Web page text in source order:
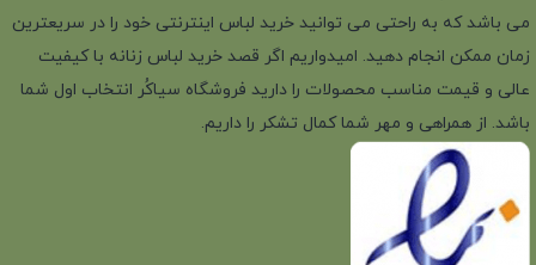
می باشد که به راحتی می توانید خرید لباس اینترنتی خود را در سریعترین
زمان ممکن انجام دهید. امیدواریم اگر قصد خرید لباس زنانه با کیفیت
عالی و قیمت مناسب محصولات را دارید فروشگاه سیاکُر انتخاب اول شما
باشد. از همراهی و مهر شما کمال تشکر را داریم.